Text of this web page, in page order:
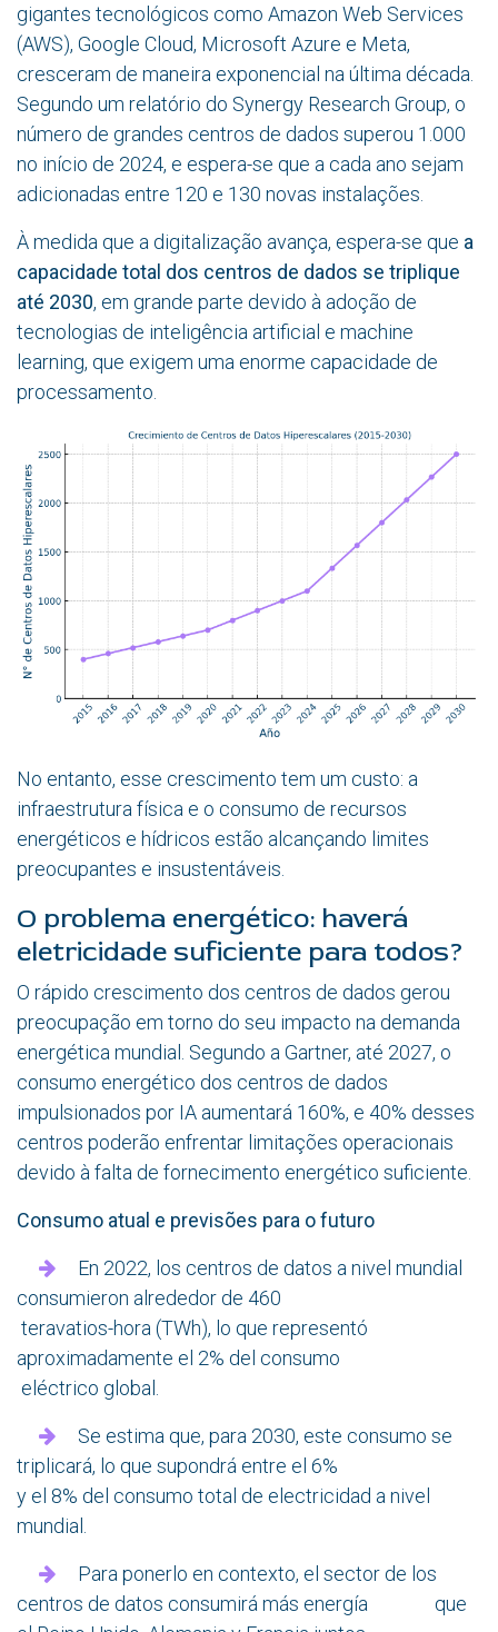
gigantes tecnológicos como Amazon Web Services
(AWS), Google Cloud, Microsoft Azure e Meta,
cresceram de maneira exponencial na última década.
Segundo um relatório do Synergy Research Group, o
número de grandes centros de dados superou 1.000
no início de 2024, e espera-se que a cada ano sejam
adicionadas entre 120 e 130 novas instalações.
À medida que a digitalização avança, espera-se que a
capacidade total dos centros de dados se triplique
até 2030, em grande parte devido à adoção de
tecnologias de inteligência artificial e machine
learning, que exigem uma enorme capacidade de
processamento.
No entanto, esse crescimento tem um custo: a
infraestrutura física e o consumo de recursos
energéticos e hídricos estão alcançando limites
preocupantes e insustentáveis.
O problema energético: haverá
eletricidade suficiente para todos?
O rápido crescimento dos centros de dados gerou
preocupação em torno do seu impacto na demanda
energética mundial. Segundo a Gartner, até 2027, o
consumo energético dos centros de dados
impulsionados por IA aumentará 160%, e 40% desses
centros poderão enfrentar limitações operacionais
devido à falta de fornecimento energético suficiente.
Consumo atual e previsões para o futuro
En 2022, los centros de datos a nivel mundial
consumieron alrededor de 460
teravatios-hora (TWh), lo que representó
aproximadamente el 2% del consumo
eléctrico global.
Se estima que, para 2030, este consumo se
triplicará, lo que supondrá entre el 6%
y el 8% del consumo total de electricidad a nivel
mundial.
Para ponerlo en contexto, el sector de los
centros de datos consumirá más energía que